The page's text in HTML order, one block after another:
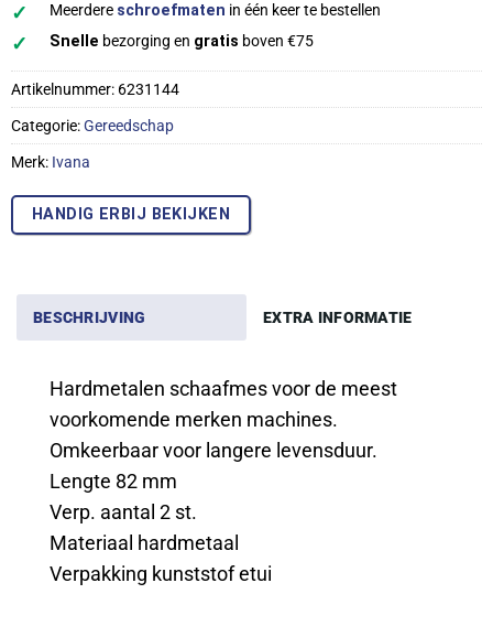
✓ Meerdere schroefmaten in één keer te bestellen
✓ Snelle bezorging en gratis boven €75
Artikelnummer: 6231144
Categorie:Gereedschap
Merk: Ivana
HANDIG ERBIJ BEKIJKEN
BESCHRIJVING EXTRA INFORMATIE
Hardmetalen schaafmes voor de meest
voorkomende merken machines.
Omkeerbaar voor langere levensduur.
Lengte 82 mm
Verp. aantal 2 st.
Materiaal hardmetaal
Verpakking kunststof etui